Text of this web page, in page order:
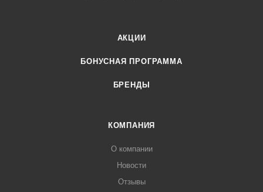
АКЦИИ
БОНУСНАЯ ПРОГРАММА
БРЕНДЫ
КОМПАНИЯ
О компании
Новости
Отзывы